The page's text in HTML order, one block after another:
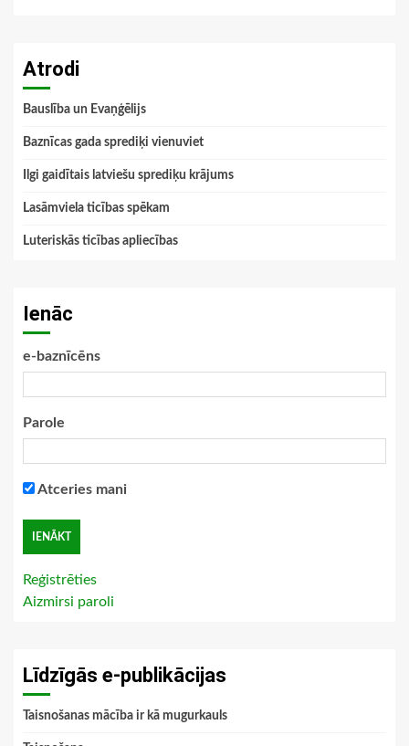
Atrodi
Bauslība un Evaņģēlijs
Baznīcas gada sprediķi vienuviet
Ilgi gaidītais latviešu sprediķu krājums
Lasāmviela ticības spēkam
Luteriskās ticības apliecības
Ienāc
e-baznīcēns
Parole
Atceries mani
Reģistrēties
Aizmirsi paroli
Līdzīgās e-publikācijas
Taisnošanas mācība ir kā mugurkauls